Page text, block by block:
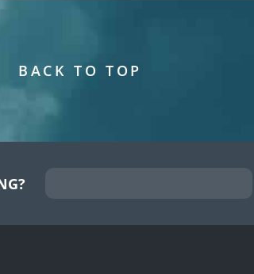
BACK TO TOP